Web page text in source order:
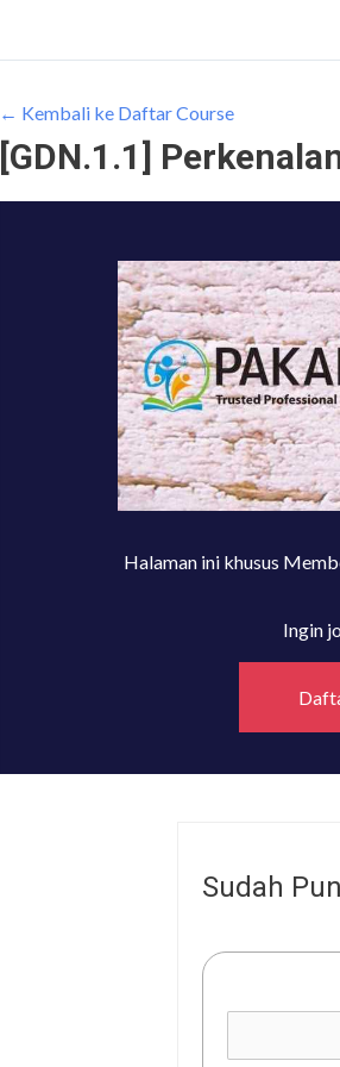
← Kembali ke Daftar Course
[GDN.1.1]
Halaman ini khusus
Ingin
Sudah